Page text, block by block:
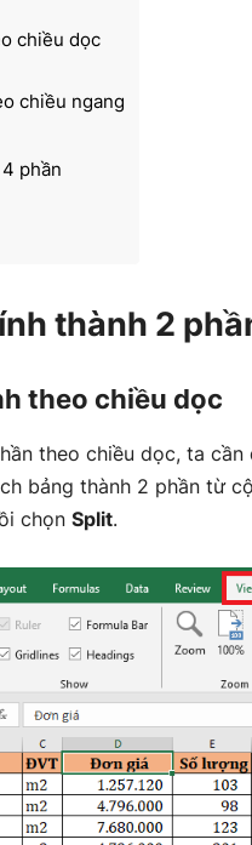
chiều dọc
chiều ngang
phần
thành 2
theo chiều dọc
theo chiều dọc, ta
bảng thành 2 phần từ
chọn Split.